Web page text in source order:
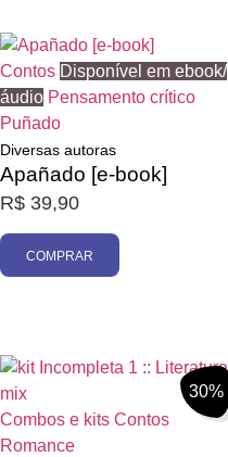
Contos Disponível em ebook/
áudio Pensamento crítico
Puñado
Diversas autoras
Apañado [e-book]
R$ 39,90
COMPRAR
30%
Combos e kits Contos
Romance